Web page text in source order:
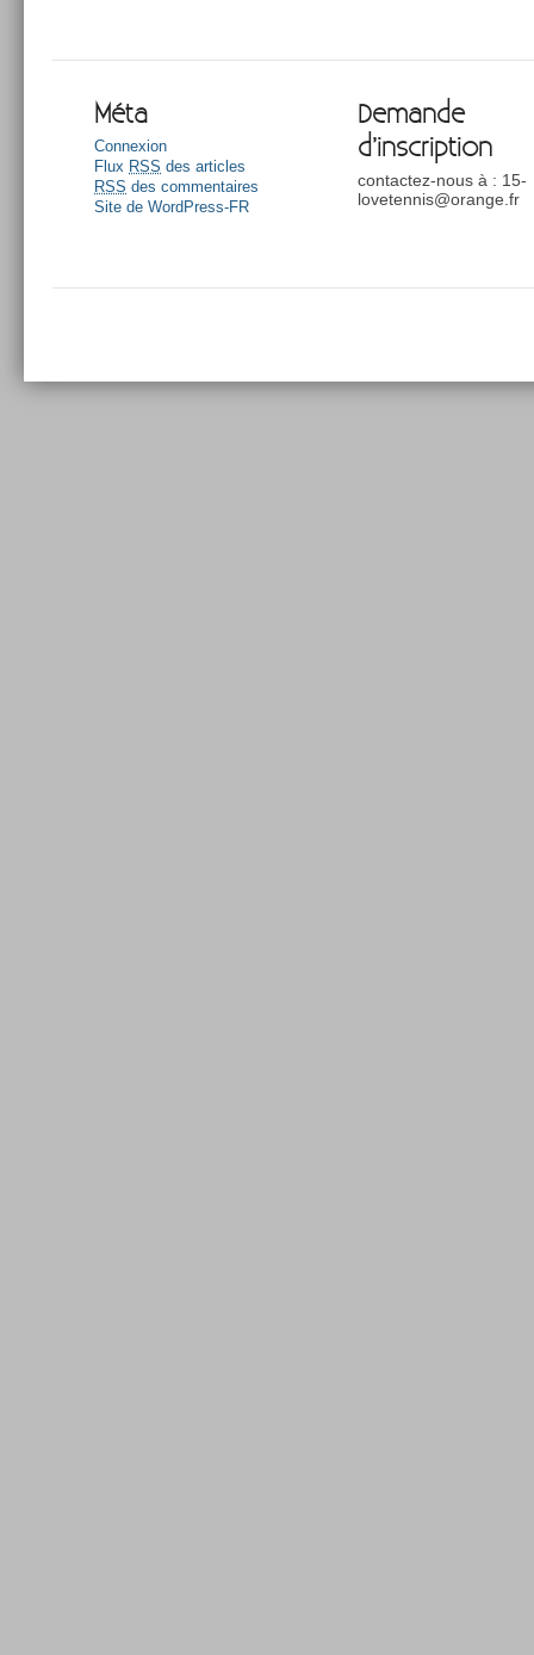
Méta
Connexion
Flux RSS des articles
RSS des commentaires
Site de WordPress-FR
Demande
d’inscription
contactez-nous à : 15-
lovetennis@orange.fr